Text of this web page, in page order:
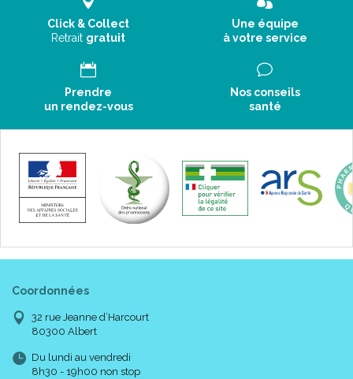
Click & Collect
Retrait gratuit
Une équipe
à votre service
Prendre
un rendez-vous
Nos conseils
santé
Coordonnées
32 rue Jeanne d’Harcourt
80300 Albert
Du lundi au vendredi
8h30 - 19h00 non stop